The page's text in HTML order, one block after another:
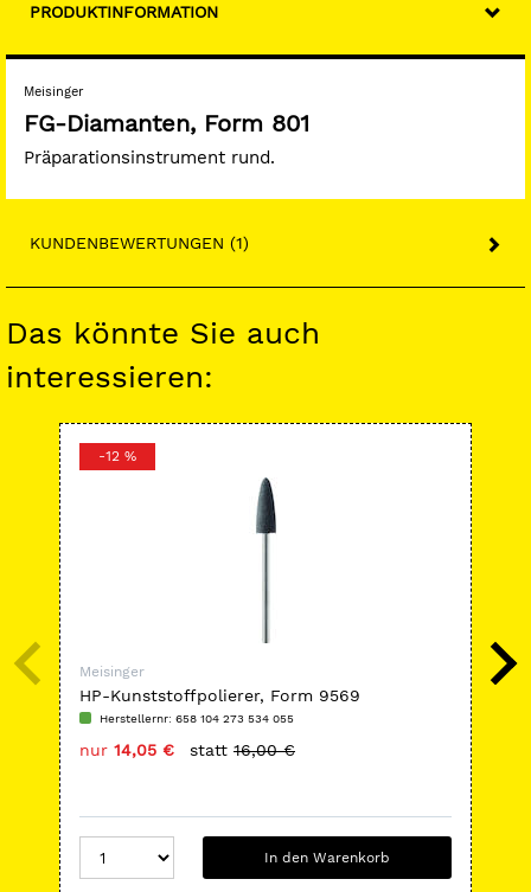
PRODUKTINFORMATION
Meisinger
FG-Diamanten, Form 801
Präparationsinstrument rund.
KUNDENBEWERTUNGEN (1)
Das könnte Sie auch
interessieren:
-12 %
Meisinger
HP-Kunststoffpolierer, Form 9569
Herstellernr: 658 104 273 534 055
nur 14,05 € statt 16,00 €
In den Warenkorb